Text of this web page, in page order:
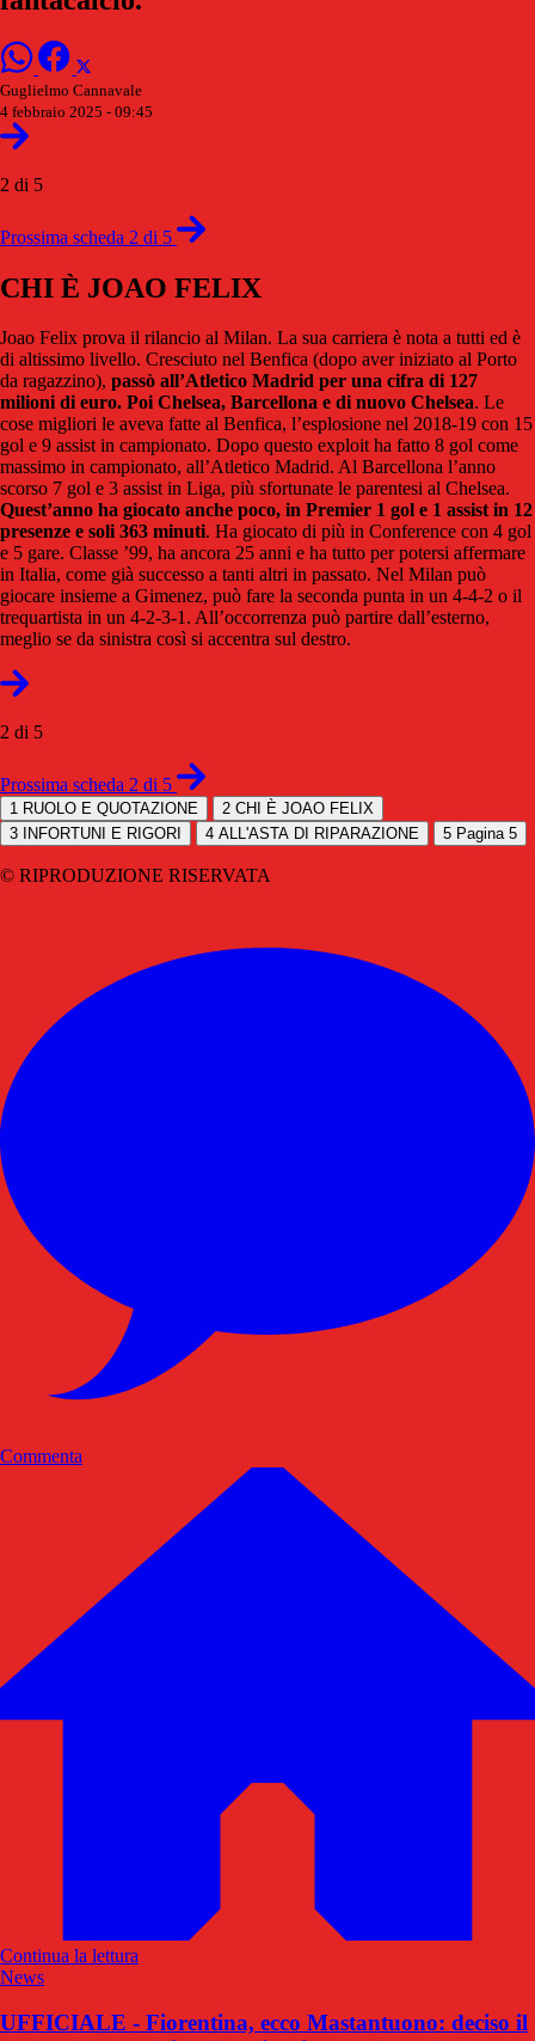
Guglielmo Cannavale
4 febbraio 2025 - 09:45
2 di 5
Prossima scheda 2 di 5
CHI È JOAO FELIX
Joao Felix prova il rilancio al Milan. La sua carriera è nota a tutti ed è
di altissimo livello. Cresciuto nel Benfica (dopo aver iniziato al Porto
da ragazzino), passò all’Atletico Madrid per una cifra di 127
milioni di euro. Poi Chelsea, Barcellona e di nuovo Chelsea. Le
cose migliori le aveva fatte al Benfica, l’esplosione nel 2018-19 con 15
gol e 9 assist in campionato. Dopo questo exploit ha fatto 8 gol come
massimo in campionato, all’Atletico Madrid. Al Barcellona l’anno
scorso 7 gol e 3 assist in Liga, più sfortunate le parentesi al Chelsea.
Quest’anno ha giocato anche poco, in Premier 1 gol e 1 assist in 12
presenze e soli 363 minuti. Ha giocato di più in Conference con 4 gol
e 5 gare. Classe ’99, ha ancora 25 anni e ha tutto per potersi affermare
in Italia, come già successo a tanti altri in passato. Nel Milan può
giocare insieme a Gimenez, può fare la seconda punta in un 4-4-2 o il
trequartista in un 4-2-3-1. All’occorrenza può partire dall’esterno,
meglio se da sinistra così si accentra sul destro.
2 di 5
Prossima scheda 2 di 5
1 RUOLO E QUOTAZIONE 2 CHI È JOAO FELIX
3
INFORTUNI E RIGORI 4 ALL'ASTA DI RIPARAZIONE 5 Pagina 5
© RIPRODUZIONE RISERVATA
Commenta
Continua la lettura
News
UFFICIALE - Fiorentina, ecco Mastantuono: deciso il